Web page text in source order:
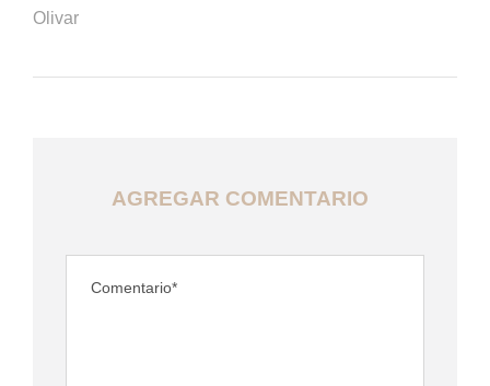
Olivar
AGREGAR COMENTARIO